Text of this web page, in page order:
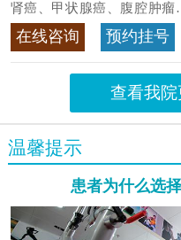
肾癌、甲状腺癌、腹腔肿瘤
>>查看专家详情
在线咨询 预约挂号
查看我
温馨提示
患者为什么选